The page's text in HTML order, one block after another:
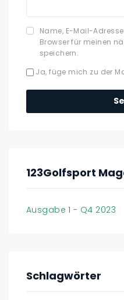
Name, E-Mail-
Browser für meinen
speichern.
Ja, füge mich zu der
123Golfsport
Ausgabe 1 - Q4 2023
Schlagwörter